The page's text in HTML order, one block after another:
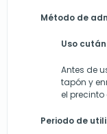
Método de
Uso
Antes de
tapón y
el precinto
Periodo de